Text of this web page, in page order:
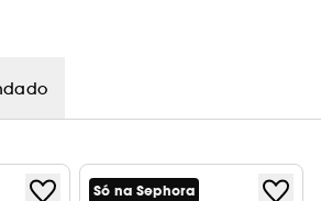
Só na Sephora